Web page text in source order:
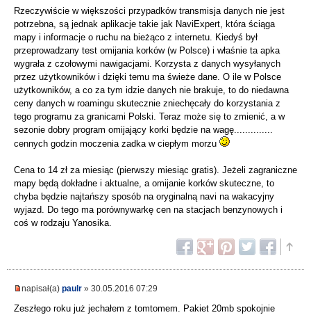
Rzeczywiście w większości przypadków transmisja danych nie jest
potrzebna, są jednak aplikacje takie jak NaviExpert, która ściąga
mapy i informacje o ruchu na bieżąco z internetu. Kiedyś był
przeprowadzany test omijania korków (w Polsce) i właśnie ta apka
wygrała z czołowymi nawigacjami. Korzysta z danych wysyłanych
przez użytkowników i dzięki temu ma świeże dane. O ile w Polsce
użytkowników, a co za tym idzie danych nie brakuje, to do niedawna
ceny danych w roamingu skutecznie zniechęcały do korzystania z
tego programu za granicami Polski. Teraz może się to zmienić, a w
sezonie dobry program omijający korki będzie na wagę..............
cennych godzin moczenia zadka w ciepłym morzu
Cena to 14 zł za miesiąc (pierwszy miesiąc gratis). Jeżeli zagraniczne
mapy będą dokładne i aktualne, a omijanie korków skuteczne, to
chyba będzie najtańszy sposób na oryginalną navi na wakacyjny
wyjazd. Do tego ma porównywarkę cen na stacjach benzynowych i
coś w rodzaju Yanosika.
napisał(a) paulr » 30.05.2016 07:29
Zeszłego roku już jechałem z tomtomem. Pakiet 20mb spokojnie